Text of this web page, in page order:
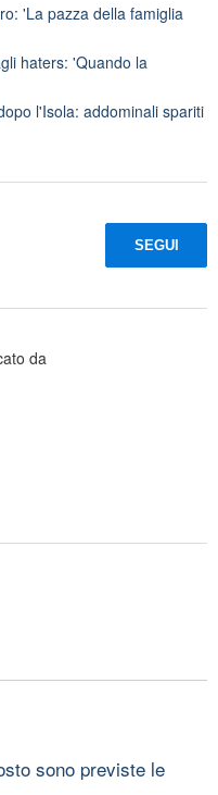
'La pazza della famiglia
haters: 'Quando la
l'Isola: addominali spariti
SEGUI
da
sono previste le